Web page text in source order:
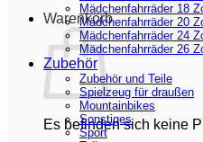
Warenkorb
Es befinden sich keine
Mädchenfahrräder 18
Mädchenfahrräder 20
Mädchenfahrräder 24
Mädchenfahrräder 26
Zubehör
Zubehör und Teile
Spielzeug für draußen
Mountainbikes
Sonstiges
Sport